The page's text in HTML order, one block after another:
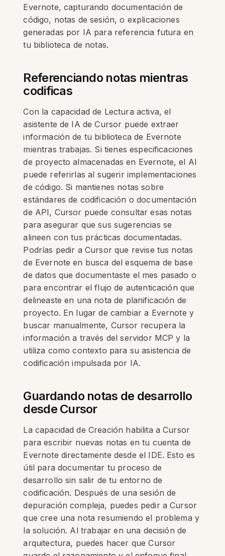
Evernote, capturando documentación de
código, notas de sesión, o explicaciones
generadas por IA para referencia futura en
tu biblioteca de notas.
Referenciando notas mientras
codificas
Con la capacidad de Lectura activa, el
asistente de IA de Cursor puede extraer
información de tu biblioteca de Evernote
mientras trabajas. Si tienes especificaciones
de proyecto almacenadas en Evernote, el AI
puede referirlas al sugerir implementaciones
de código. Si mantienes notas sobre
estándares de codificación o documentación
de API, Cursor puede consultar esas notas
para asegurar que sus sugerencias se
alineen con tus prácticas documentadas.
Podrías pedir a Cursor que revise tus notas
de Evernote en busca del esquema de base
de datos que documentaste el mes pasado o
para encontrar el flujo de autenticación que
delineaste en una nota de planificación de
proyecto. En lugar de cambiar a Evernote y
buscar manualmente, Cursor recupera la
información a través del servidor MCP y la
utiliza como contexto para su asistencia de
codificación impulsada por IA.
Guardando notas de desarrollo
desde Cursor
La capacidad de Creación habilita a Cursor
para escribir nuevas notas en tu cuenta de
Evernote directamente desde el IDE. Esto es
útil para documentar tu proceso de
desarrollo sin salir de tu entorno de
codificación. Después de una sesión de
depuración compleja, puedes pedir a Cursor
que cree una nota resumiendo el problema y
la solución. Al trabajar en una decisión de
arquitectura, puedes hacer que Cursor